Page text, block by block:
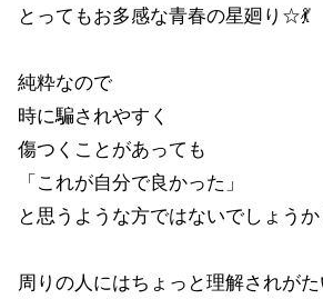
とってもお多感な青春の星廻り☆💃
純粋なので
時に騙されやすく
傷つくことがあっても
「これが自分で良かった」
と思うような方ではないでしょうか
周りの人にはちょっと理解されが